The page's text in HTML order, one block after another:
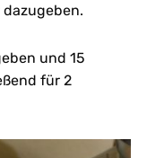
und 15
für 2